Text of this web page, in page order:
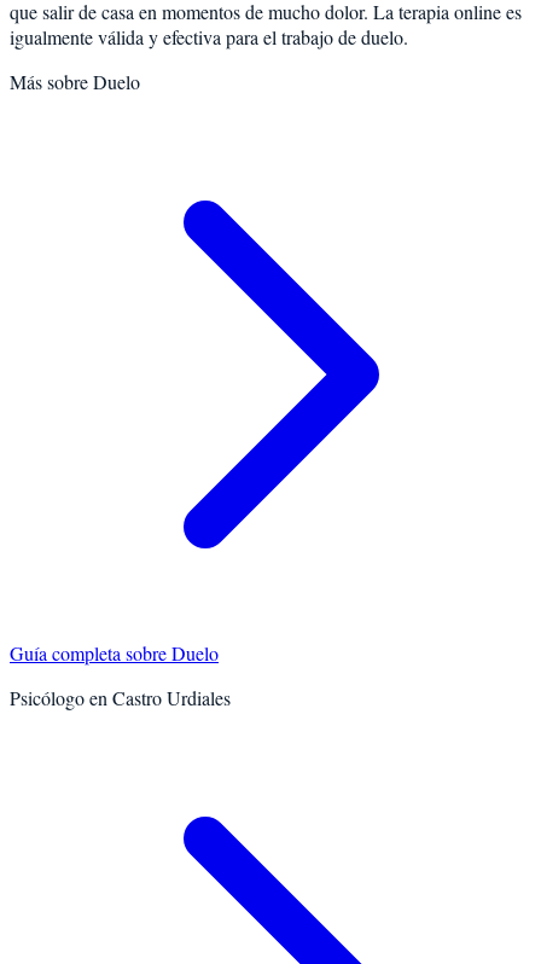
que salir de casa en momentos de mucho dolor. La terapia online es
igualmente válida y efectiva para el trabajo de duelo.
Más sobreDuelo
Guía completa sobreDuelo
Psicólogo en Castro Urdiales